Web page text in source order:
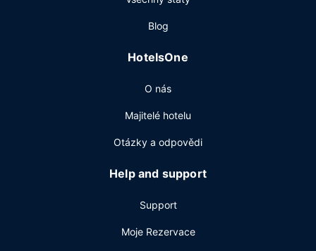
Blog
HotelsOne
O nás
Majitelé hotelu
Otázky a odpovědi
Help and support
Support
Moje Rezervace